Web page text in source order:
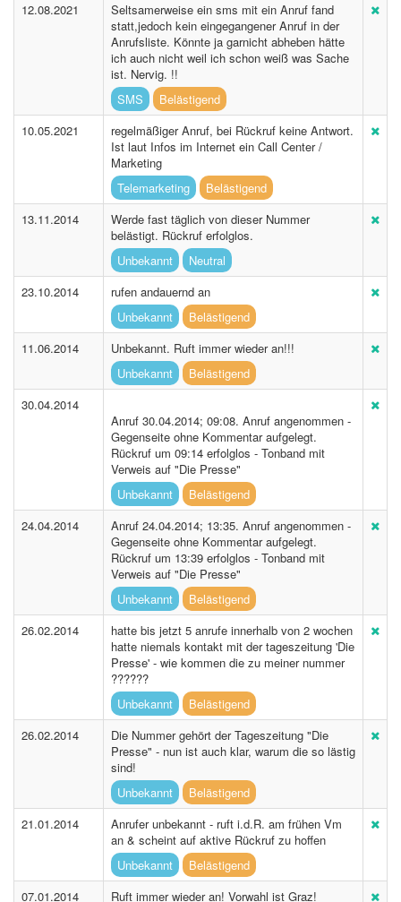
12.08.2021
Seltsamerweise ein sms mit ein Anruf fand
statt,jedoch kein eingegangener Anruf in der
Anrufsliste. Könnte ja garnicht abheben hätte
ich auch nicht weil ich schon weiß was Sache
ist. Nervig. !!
SMS
Belästigend
10.05.2021
regelmäßiger Anruf, bei Rückruf keine Antwort.
Ist laut Infos im Internet ein Call Center /
Marketing
Telemarketing
Belästigend
13.11.2014
Werde fast täglich von dieser Nummer
belästigt. Rückruf erfolglos.
Unbekannt
Neutral
23.10.2014
rufen andauernd an
Unbekannt
Belästigend
11.06.2014
Unbekannt. Ruft immer wieder an!!!
Unbekannt
Belästigend
30.04.2014
Anruf 30.04.2014; 09:08. Anruf angenommen -
Gegenseite ohne Kommentar aufgelegt.
Rückruf um 09:14 erfolglos - Tonband mit
Verweis auf "Die Presse"
Unbekannt
Belästigend
24.04.2014
Anruf 24.04.2014; 13:35. Anruf angenommen -
Gegenseite ohne Kommentar aufgelegt.
Rückruf um 13:39 erfolglos - Tonband mit
Verweis auf "Die Presse"
Unbekannt
Belästigend
26.02.2014
hatte bis jetzt 5 anrufe innerhalb von 2 wochen
hatte niemals kontakt mit der tageszeitung 'Die
Presse' - wie kommen die zu meiner nummer
??????
Unbekannt
Belästigend
26.02.2014
Die Nummer gehört der Tageszeitung "Die
Presse" - nun ist auch klar, warum die so lästig
sind!
Unbekannt
Belästigend
21.01.2014
Anrufer unbekannt - ruft i.d.R. am frühen Vm
an & scheint auf aktive Rückruf zu hoffen
Unbekannt
Belästigend
07.01.2014
Ruft immer wieder an! Vorwahl ist Graz!